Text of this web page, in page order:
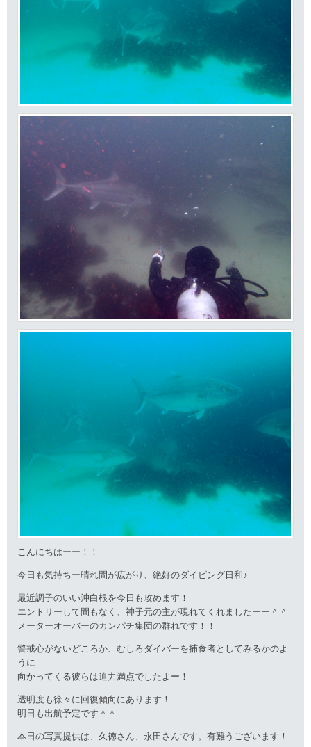
こんにちはーー！！
今日も気持ちー晴れ間が広がり、絶好のダイビング日和♪
最近調子のいい沖白根を今日も攻めます！
エントリーして間もなく、神子元の主が現れてくれましたーー＾＾
メーターオーバーのカンパチ集団の群れです！！
警戒心がないどころか、むしろダイバーを捕食者としてみるかのよ
うに
向かってくる彼らは迫力満点でしたよー！
透明度も徐々に回復傾向にあります！
明日も出航予定です＾＾
本日の写真提供は、久徳さん、永田さんです。有難うございます！